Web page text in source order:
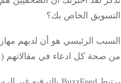
الخاص بك؟
الرئيسي هو أن لديهم
كل ادعاء في مقالاتهم